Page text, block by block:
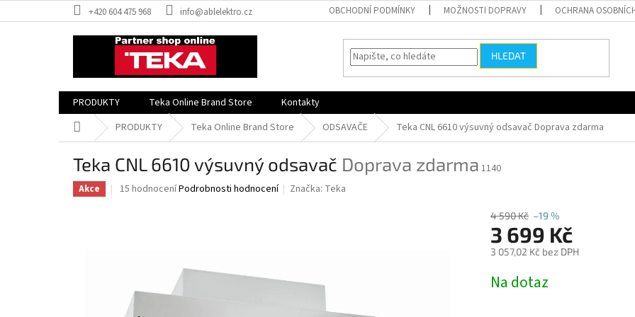
na
+420 604 475 968 info@ablelektro.cz OBCHODNÍ PODMÍNKY MOŽNOSTI DOPRAVY OCHRANA
HLEDAT
PRODUKTY Teka Online Brand Store
Kontakty
Domů PRODUKTY Teka Online Brand Store ODSAVAČE Teka CNL 6610 výsuvný odsavač Doprava zdarma
Teka CNL 6610 výsuvný odsavač Doprava zdarma 1140
Akce
Průměrné
15 hodnoceníPodrobnosti hodnocení Značka: Teka
4 590 Kč –19 %
3 699 Kč
3 057,02 Kč bez DPH
cena:
Na dotaz